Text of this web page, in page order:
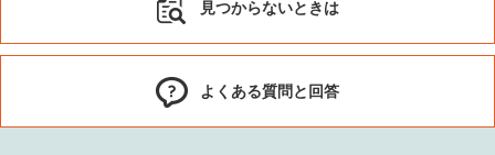
見つからないときは
よくある質問と回答